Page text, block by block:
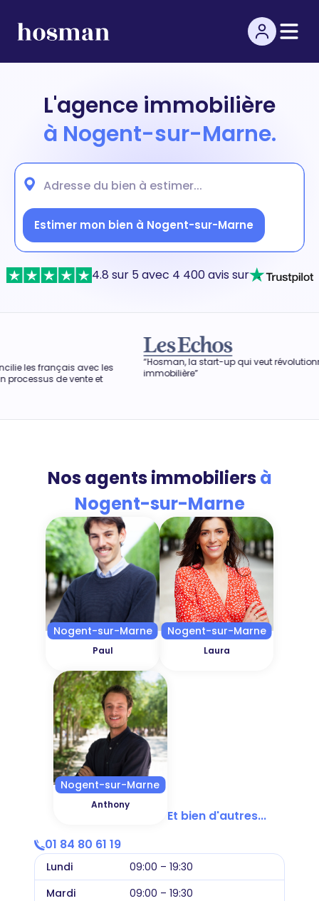
L'agence immobilière
à Nogent-sur-Marne.
Estimer mon bien à Nogent-sur-Marne
4.8 sur 5 avec 4 400 avis sur
“Hosman, la start-up qui veut révolutionner l'agence
immobilière”
“Dans
Nos agents immobiliersà
Nogent-sur-Marne
Nogent-sur-Marne
Paul
Nogent-sur-Marne
Laura
Nogent-sur-Marne
Anthony
Et bien d'autres...
01 84 80 61 19
Lundi
09:00 – 19:30
Mardi
09:00 – 19:30